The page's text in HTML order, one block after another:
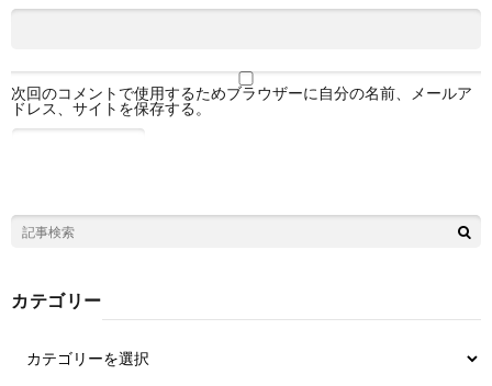
次回のコメントで使用するためブラウザーに自分の名前、メールア
ドレス、サイトを保存する。
カテゴリー